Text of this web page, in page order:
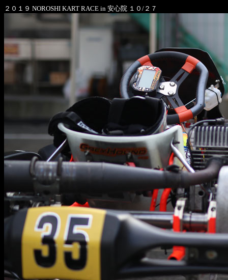
２０１９ NOROSHI KART RACE in 安心院 １０/２７